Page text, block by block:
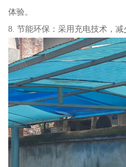
体验。
8. 节能环保：采用充电技术，减